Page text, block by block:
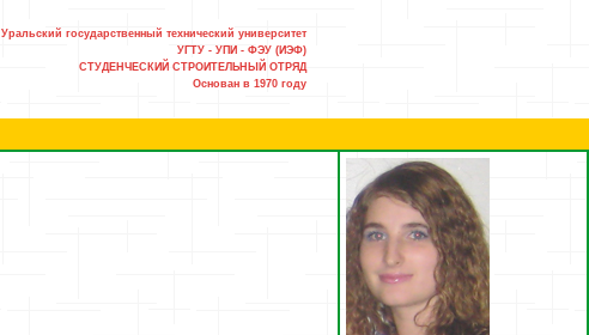
Уральский государственный технический университет
УГТУ - УПИ - ФЭУ (ИЭФ)
СТУДЕНЧЕСКИЙ СТРОИТЕЛЬНЫЙ ОТРЯД
Основан в 1970 году